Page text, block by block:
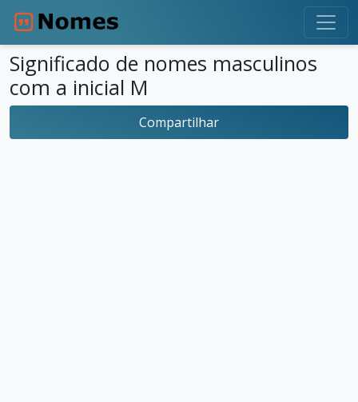
Significado de nomes masculinos
com a inicial M
Compartilhar